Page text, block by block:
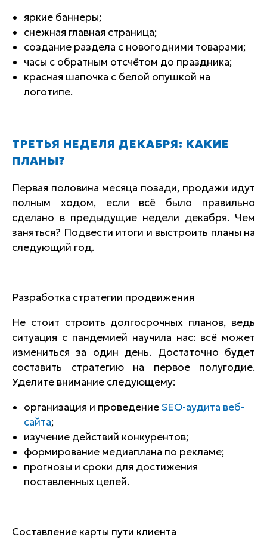
яркие баннеры;
снежная главная страница;
создание раздела с новогодними товарами;
часы с обратным отсчётом до праздника;
красная шапочка с белой опушкой на
логотипе.
ТРЕТЬЯ НЕДЕЛЯ ДЕКАБРЯ: КАКИЕ
ПЛАНЫ?
Первая половина месяца позади, продажи идут
полным ходом, если всё было правильно
сделано в предыдущие недели декабря. Чем
заняться? Подвести итоги и выстроить планы на
следующий год.
Разработка стратегии продвижения
Не стоит строить долгосрочных планов, ведь
ситуация с пандемией научила нас: всё может
измениться за один день. Достаточно будет
составить стратегию на первое полугодие.
Уделите внимание следующему:
организация и проведение SEO-аудита веб-
сайта;
изучение действий конкурентов;
формирование медиаплана по рекламе;
прогнозы и сроки для достижения
поставленных целей.
Составление карты пути клиента